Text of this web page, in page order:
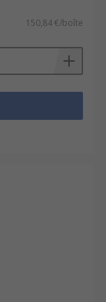
150,84 €/boîte